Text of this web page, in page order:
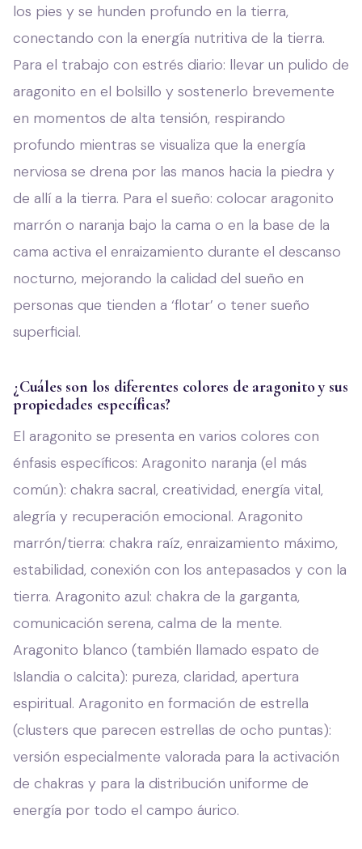
los pies y se hunden profundo en la tierra,
conectando con la energía nutritiva de la tierra.
Para el trabajo con estrés diario: llevar un pulido de
aragonito en el bolsillo y sostenerlo brevemente
en momentos de alta tensión, respirando
profundo mientras se visualiza que la energía
nerviosa se drena por las manos hacia la piedra y
de allí a la tierra. Para el sueño: colocar aragonito
marrón o naranja bajo la cama o en la base de la
cama activa el enraizamiento durante el descanso
nocturno, mejorando la calidad del sueño en
personas que tienden a ‘flotar’ o tener sueño
superficial.
¿Cuáles son los diferentes colores de aragonito y sus
propiedades específicas?
El aragonito se presenta en varios colores con
énfasis específicos: Aragonito naranja (el más
común): chakra sacral, creatividad, energía vital,
alegría y recuperación emocional. Aragonito
marrón/tierra: chakra raíz, enraizamiento máximo,
estabilidad, conexión con los antepasados y con la
tierra. Aragonito azul: chakra de la garganta,
comunicación serena, calma de la mente.
Aragonito blanco (también llamado espato de
Islandia o calcita): pureza, claridad, apertura
espiritual. Aragonito en formación de estrella
(clusters que parecen estrellas de ocho puntas):
versión especialmente valorada para la activación
de chakras y para la distribución uniforme de
energía por todo el campo áurico.